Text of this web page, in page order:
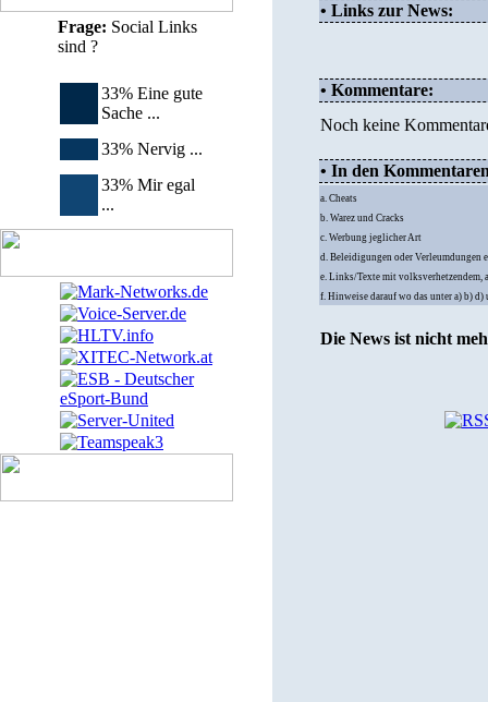
Frage: Social Links
sind ?
33% Eine gute
Sache ...
33% Nervig ...
33% Mir egal
...
• Links zur News:
• Kommentare:
Noch keine
• In den
a. Cheats
b. Warez und Cracks
c. Werbung jeglicher Art
d. Beleidigungen oder Verleumdungen
e. Links/Texte mit volksverhetzendem,
f. Hinweise darauf wo das unter a) b)
Die News ist nicht